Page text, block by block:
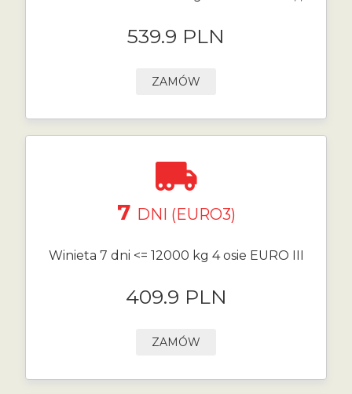
539.9 PLN
ZAMÓW
7 DNI (EURO3)
Winieta 7 dni <= 12000 kg 4 osie EURO III
409.9 PLN
ZAMÓW